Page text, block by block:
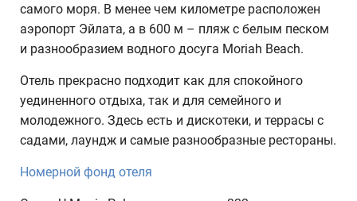
самого моря. В менее чем километре расположен
аэропорт Эйлата, а в 600 м – пляж с белым песком
и разнообразием водного досуга Moriah Beach.
Отель прекрасно подходит как для спокойного
уединенного отдыха, так и для семейного и
молодежного. Здесь есть и дискотеки, и террасы с
садами, лаундж и самые разнообразные рестораны.
Номерной фонд отеля